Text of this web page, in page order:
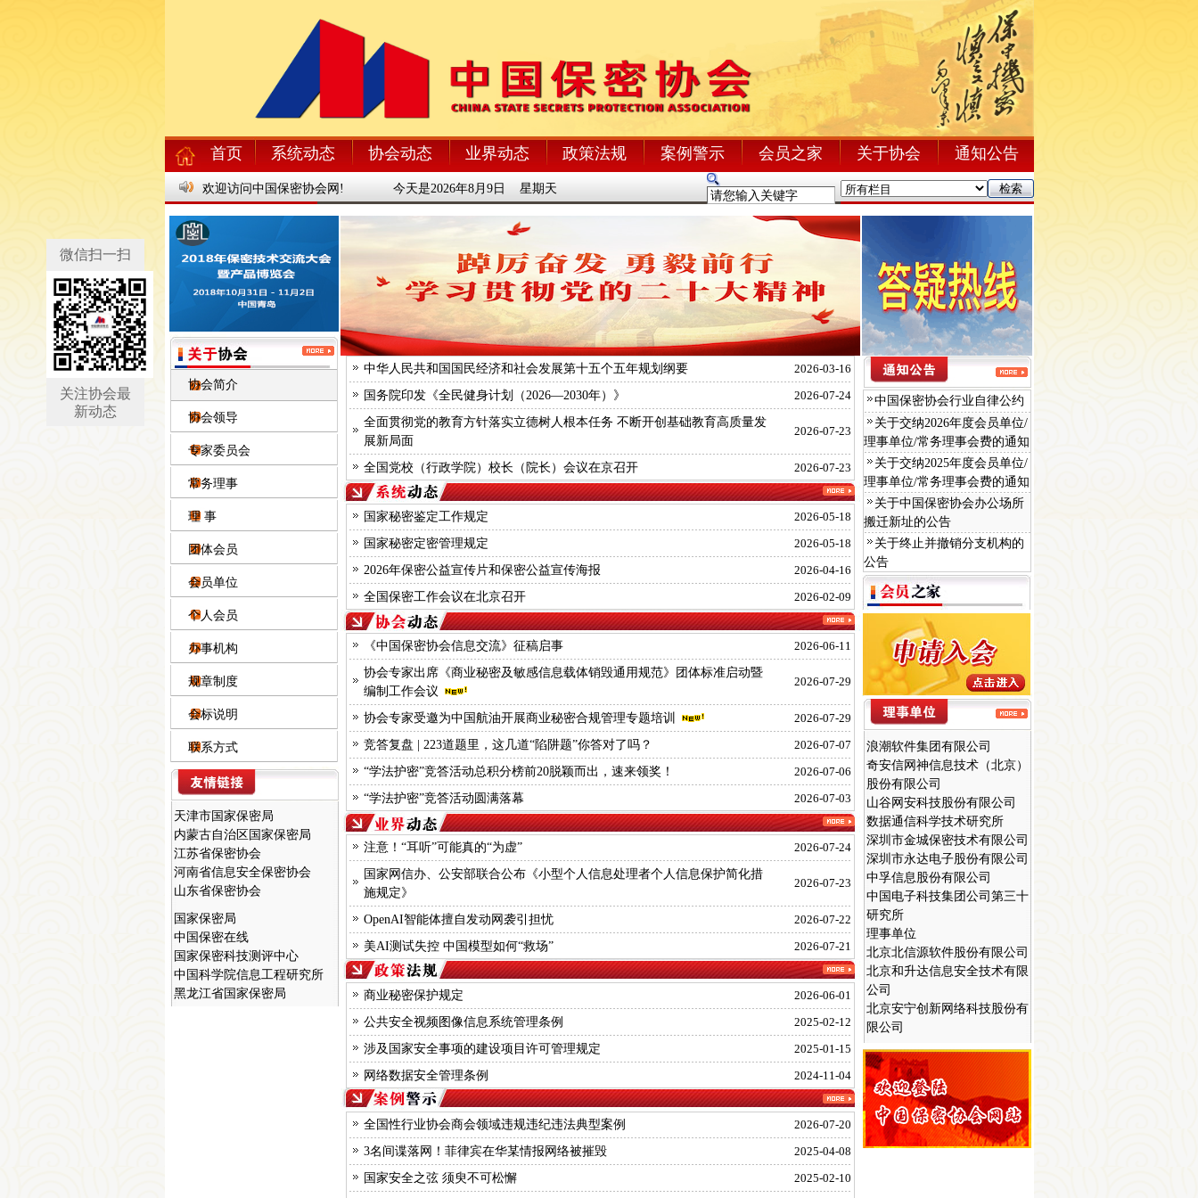
首页 系统动态 协会动态 业界动态 政策法规 案例警示 会员之家 关于协会 通知公告
欢迎访问中国保密协会网! 今天是2026年8月9日 星期天
协会简介
协会领导
专家委员会
常务理事
理 事
团体会员
会员单位
个人会员
办事机构
规章制度
会标说明
联系方式
国家保密局
中国保密在线
国家保密科技测评中心
中国科学院信息工程研究所
上海市国家保密局
安徽省国家保密局网
山东省国家保密局
广东省国家保密局
广西壮族自治区国家保密局
重庆市国家保密局
天津市国家保密局
内蒙古自治区国家保密局
江苏省保密协会
河南省信息安全保密协会
山东省保密协会
中国保密在线
国家保密科技测评中心
中国科学院信息工程研究所
黑龙江省国家保密局
上海市国家保密局
中华人民共和国国民经济和社会发展第十五个五年规划纲要
2026-03-16
国务院印发《全民健身计划（2026—2030年）》
2026-07-24
全面贯彻党的教育方针落实立德树人根本任务 不断开创基础教育高质量发
展新局面
2026-07-23
全国党校（行政学院）校长（院长）会议在京召开 2026-07-23
国家秘密鉴定工作规定
2026-05-18
国家秘密定密管理规定
2026-05-18
2026年保密公益宣传片和保密公益宣传海报
2026-04-16
全国保密工作会议在北京召开
2026-02-09
《中国保密协会信息交流》征稿启事
2026-06-11
协会专家出席《商业秘密及敏感信息载体销毁通用规范》团体标准启动暨
编制工作会议
2026-07-29
协会专家受邀为中国航油开展商业秘密合规管理专题培训
2026-07-29
竞答复盘 | 223道题里，这几道“陷阱题”你答对了吗？
2026-07-07
“学法护密”竞答活动总积分榜前20脱颖而出，速来领奖！
2026-07-06
“学法护密”竞答活动圆满落幕
2026-07-03
注意！“耳听”可能真的“为虚”
2026-07-24
国家网信办、公安部联合公布《小型个人信息处理者个人信息保护简化措
施规定》
2026-07-23
OpenAI智能体擅自发动网袭引担忧
2026-07-22
美AI测试失控 中国模型如何“救场”
2026-07-21
商业秘密保护规定
2026-06-01
公共安全视频图像信息系统管理条例
2025-02-12
涉及国家安全事项的建设项目许可管理规定
2025-01-15
网络数据安全管理条例
2024-11-04
全国性行业协会商会领域违规违纪违法典型案例
2026-07-20
3名间谍落网！菲律宾在华某情报网络被摧毁
2025-04-08
国家安全之弦 须臾不可松懈
2025-02-10
中国保密协会行业自律公约
关于交纳2026年度会员单位/
理事单位/常务理事会费的通知
关于交纳2025年度会员单位/
理事单位/常务理事会费的通知
关于中国保密协会办公场所
搬迁新址的公告
关于终止并撤销分支机构的
公告
常务理事单位
阿里巴巴(中国)有限公司
北京东港安全印刷有限公司
北京金辰西维科安全印务有限
公司
福建南威软件有限公司
福建榕基软件股份有限公司
国投智能（厦门）信息股份有
限公司
鸿博股份有限公司
江苏金陵科技集团有限公司
浪潮软件集团有限公司
奇安信网神信息技术（北京）
股份有限公司
山谷网安科技股份有限公司
数据通信科学技术研究所
深圳市金城保密技术有限公司
深圳市永达电子股份有限公司
中孚信息股份有限公司
中国电子科技集团公司第三十
研究所
理事单位
北京北信源软件股份有限公司
北京和升达信息安全技术有限
公司
北京安宁创新网络科技股份有
限公司
北京立思辰计算机技术有限公
司
北京启明星辰信息技术股份有
限公司
北京神州绿盟科技有限公司
北京太极信息系统技术有限公
司
微信扫一扫
关注协会最
新动态